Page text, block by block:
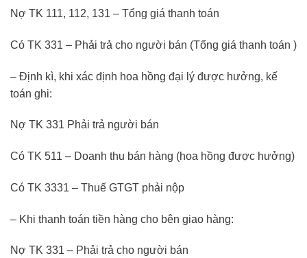
Nợ TK 111, 112, 131 – Tổng giá thanh toán
Có TK 331 – Phải trả cho người bán (Tổng giá thanh toán )
– Định kì, khi xác định hoa hồng đại lý được hưởng, kế
toán ghi:
Nợ TK 331 Phải trả người bán
Có TK 511 – Doanh thu bán hàng (hoa hồng được hưởng)
Có TK 3331 – Thuế GTGT phải nộp
– Khi thanh toán tiền hàng cho bên giao hàng:
Nợ TK 331 – Phải trả cho người bán